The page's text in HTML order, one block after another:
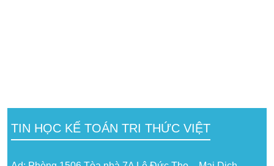
TIN HỌC KẾ TOÁN TRI THỨC VIỆT